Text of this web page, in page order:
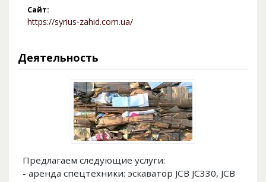
Сайт:
https://syrius-zahid.com.ua/
Деятельность
Предлагаем следующие услуги:
- аренда спецтехники: эскаватор JCB JC330, JCB